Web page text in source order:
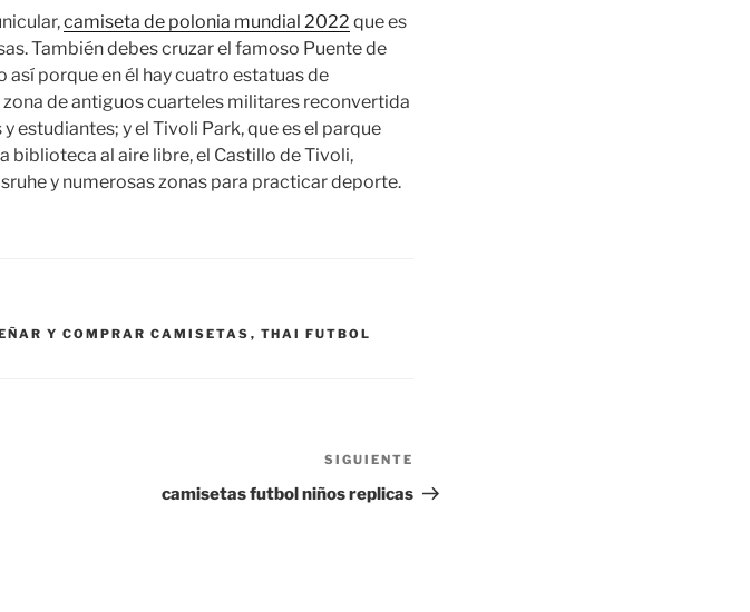
camiseta de polonia mundial 2022 que es
También debes cruzar el famoso Puente de
así porque en él hay cuatro estatuas de
de antiguos cuarteles militares reconvertida
estudiantes; y el Tivoli Park, que es el parque
biblioteca al aire libre, el Castillo de Tivoli,
y numerosas zonas para practicar deporte.
Y COMPRAR CAMISETAS , THAI FUTBOL
entrada
SIGUIENTE
camisetas futbol niños replicas